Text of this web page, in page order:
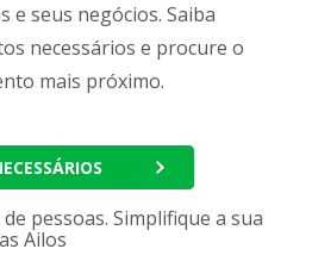
e seus negócios. Saiba
necessários e procure o
mais próximo.